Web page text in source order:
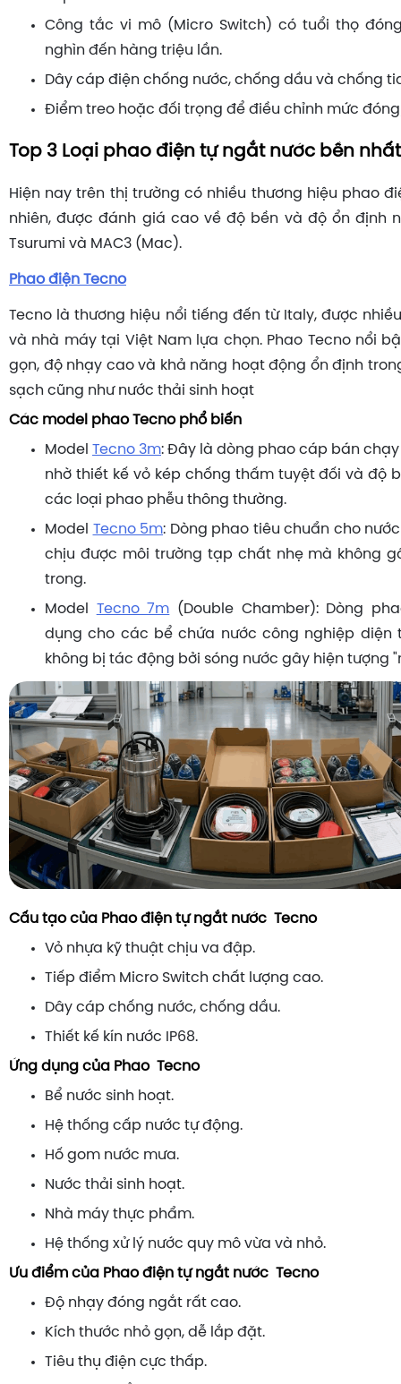
Công tắc vi mô (Micro Switch) có tuổi thọ
nghìn đến hàng triệu lần.
Dây cáp điện chống nước, chống dầu và chống
Điểm treo hoặc đối trọng để điều chỉnh mức
Top 3 Loại phao điện tự ngắt nước bền
Hiện nay trên thị trường có nhiều thương hiệu phao
nhiên, được đánh giá cao về độ bền và độ ổn định
Tsurumi và MAC3 (Mac).
Phao điện Tecno
Tecno là thương hiệu nổi tiếng đến từ Italy, được
và nhà máy tại Việt Nam lựa chọn. Phao Tecno nổi
gọn, độ nhạy cao và khả năng hoạt động ổn định
sạch cũng như nước thải sinh hoạt
Các model phao Tecno phổ biến
Model Tecno 3m: Đây là dòng phao cáp bán
nhờ thiết kế vỏ kép chống thấm tuyệt đối và độ
các loại phao phễu thông thường.
Model Tecno 5m: Dòng phao tiêu chuẩn cho
chịu được môi trường tạp chất nhẹ mà không
trong.
Model Tecno 7m (Double Chamber): Dòng
dụng cho các bể chứa nước công nghiệp diện
không bị tác động bởi sóng nước gây hiện tượng
Cấu tạo của Phao điện tự ngắt nước Tecno
Vỏ nhựa kỹ thuật chịu va đập.
Tiếp điểm Micro Switch chất lượng cao.
Dây cáp chống nước, chống dầu.
Thiết kế kín nước IP68.
Ứng dụng của Phao Tecno
Bể nước sinh hoạt.
Hệ thống cấp nước tự động.
Hố gom nước mưa.
Nước thải sinh hoạt.
Nhà máy thực phẩm.
Hệ thống xử lý nước quy mô vừa và nhỏ.
Ưu điểm của Phao điện tự ngắt nước Tecno
Độ nhạy đóng ngắt rất cao.
Kích thước nhỏ gọn, dễ lắp đặt.
Tiêu thụ điện cực thấp.